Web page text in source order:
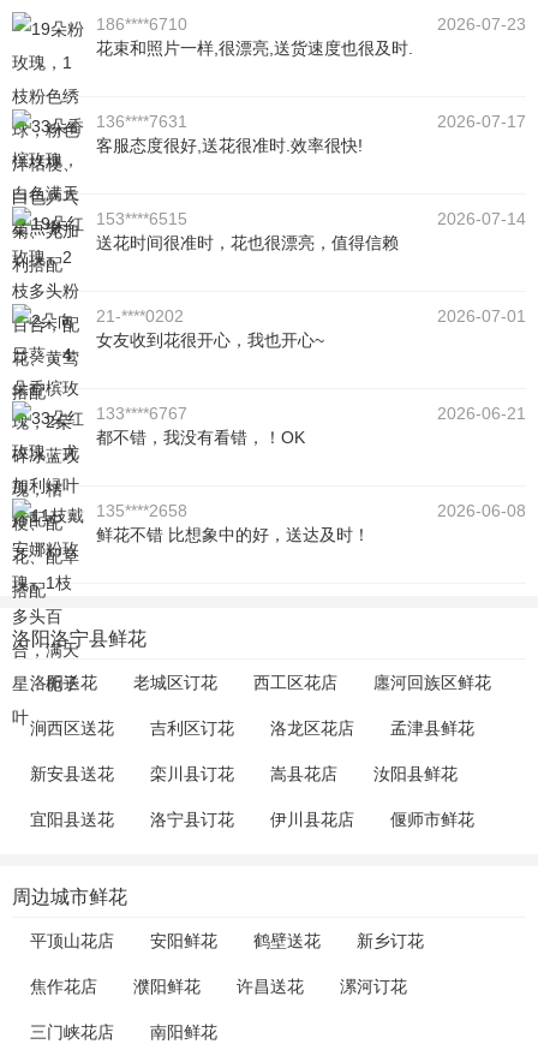
186****6710
2026-07-23
花束和照片一样,很漂亮,送货速度也很及时.
136****7631
2026-07-17
客服态度很好,送花很准时.效率很快!
153****6515
2026-07-14
送花时间很准时，花也很漂亮，值得信赖
21-****0202
2026-07-01
女友收到花很开心，我也开心~
133****6767
2026-06-21
都不错，我没有看错，！OK
135****2658
2026-06-08
鲜花不错 比想象中的好，送达及时！
洛阳洛宁县鲜花
洛阳送花 老城区订花 西工区花店 廛河回族区鲜花
涧西区送花 吉利区订花 洛龙区花店 孟津县鲜花
新安县送花 栾川县订花 嵩县花店 汝阳县鲜花
宜阳县送花 洛宁县订花 伊川县花店 偃师市鲜花
周边城市鲜花
平顶山花店 安阳鲜花 鹤壁送花 新乡订花
焦作花店 濮阳鲜花 许昌送花 漯河订花
三门峡花店 南阳鲜花